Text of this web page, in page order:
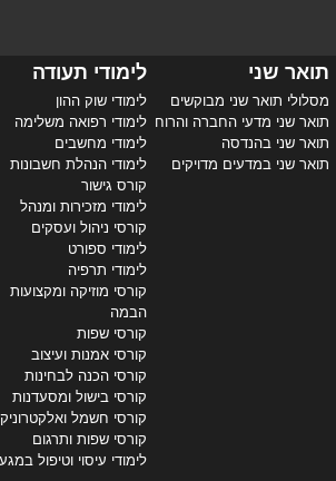
תואר שני
מסלולי תואר שני מבוקשים
תואר שני מדעי החברה והרוח
תואר שני בהנדסה
תואר שני במדעים מדויקים
לימודי תעודה
לימודי שוק ההון
לימודי רפואה משלימה
לימודי מחשבים
לימודי הנהלת חשבונות
קורס גישור
לימודי מזכירות ומנהל
קורסי ניהול ועסקים
לימודי ספורט
לימודי תרפיה
קורסי מוזיקה ומקצועות
הבמה
קורסי שפות
קורסי אמנות ועיצוב
קורסי הכנה לבחינות
קורסי בישול ומסעדנות
קורסי חשמל
קורסי שפות ותרגום
לימודי עיסוי וטיפול במגע